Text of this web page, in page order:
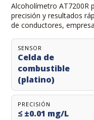
Alcoholímetro AT7200R
precisión y resultados
de conductores,
SENSOR
Celda de
combustible
(platino)
PRECISIÓN
≤ ±0.01 mg/L